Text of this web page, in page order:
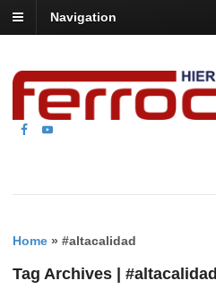
Navigation
Home » #altacalidad
Tag Archives | #altacalidad